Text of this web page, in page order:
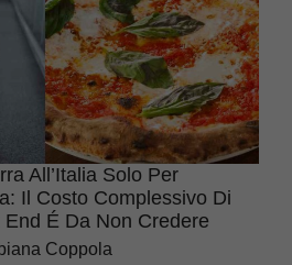
All’Italia Solo Per
Il Costo Complessivo Di
É Da Non Credere
Coppola